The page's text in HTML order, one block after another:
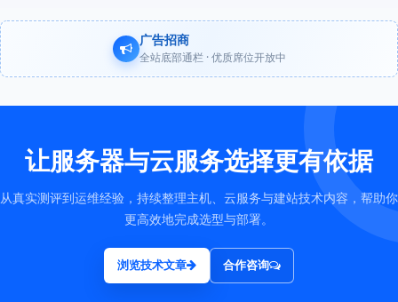
广告招商
全站底部通栏 · 优质席位开放中
让服务器与云服务选择更有依据
从真实测评到运维经验，持续整理主机、云服务与建站技术内容，帮助你
更高效地完成选型与部署。
浏览技术文章 合作咨询